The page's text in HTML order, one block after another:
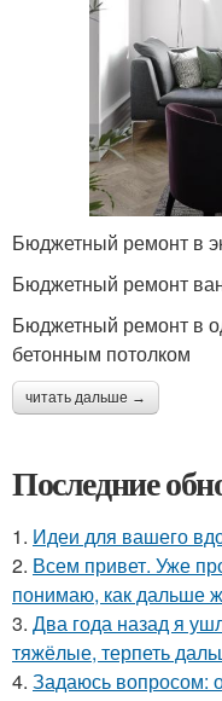
Бюджетный ремонт в
Бюджетный ремонт
Бюджетный ремонт в
бетонным потолком
читать дальше →
Последние
1. Идеи для вашего
2. Всем привет. Уже
понимаю, как дальше
3. Два года назад я
тяжёлые, терпеть
4. Задаюсь вопросом: